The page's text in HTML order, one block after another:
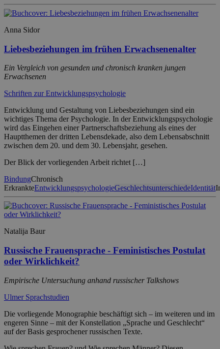
Anna Sidor
Liebesbeziehungen im frühen Erwachsenenalter
Ein Vergleich von gesunden und chronisch kranken jungen
Erwachsenen
Schriften zur Entwicklungspsychologie
Entwicklung und Gestaltung von Liebesbeziehungen sind ein
wichtiges Thema der Psychologie. In der Entwicklungspsychologie
wird das Eingehen einer Partnerschaftsbeziehung als eines der
Hauptthemen der dritten Lebensdekade, also dem Lebensabschnitt
zwischen dem 20. und dem 30. Lebensjahr, gesehen.
Der Blick der vorliegenden Arbeit richtet […]
BindungChronisch
ErkrankteEntwicklungspsychologieGeschlechtsunterschiedeIdentität
Natalija Baur
Russische Frauensprache - Feministisches Postulat
oder Wirklichkeit?
Empirische Untersuchung anhand russischer Talkshows
Ulmer Sprachstudien
Die vorliegende Monographie beschäftigt sich – im weiteren und im
engeren Sinne – mit der Konstellation „Sprache und Geschlecht“
auf der Basis gesprochener russischen Texte.